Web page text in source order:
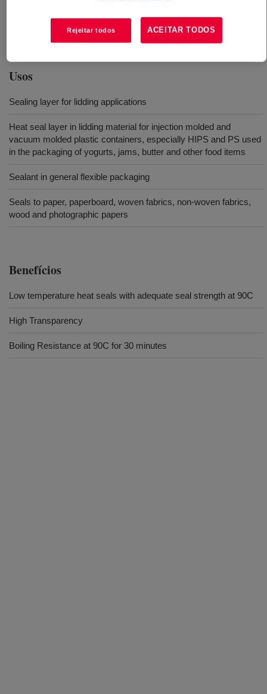
form for use in conventional extrusion or coextrusion
equipment designed to process polyethylene resins.
Usos
Sealing layer for lidding applications
Heat seal layer in lidding material for injection molded and
vacuum molded plastic containers, especially HIPS and PS used
in the packaging of yogurts, jams, butter and other food items
Sealant in general flexible packaging
Seals to paper, paperboard, woven fabrics, non-woven fabrics,
wood and photographic papers
Benefícios
Low temperature heat seals with adequate seal strength at 90C
High Transparency
Boiling Resistance at 90C for 30 minutes
Rejeitar todos ACEITAR TODOS